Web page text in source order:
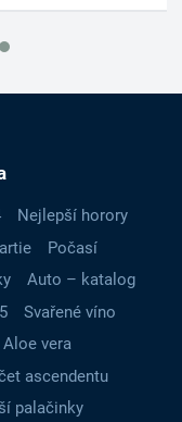
Nejlepší horory
Počasí
Auto – katalog
Svařené víno
Aloe vera
ascendentu
palačinky